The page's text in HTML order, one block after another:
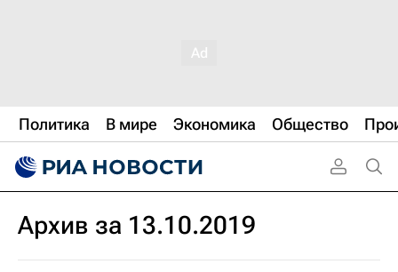
Политика В мире Экономика Общество
Архив за 13.10.2019